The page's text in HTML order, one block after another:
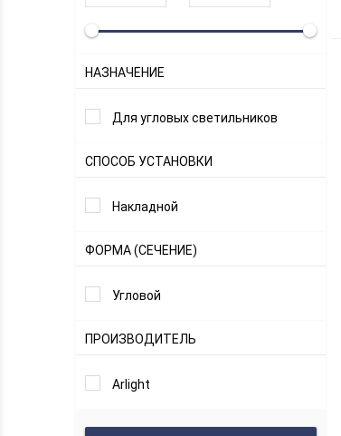
НАЗНАЧЕНИЕ
Для угловых светильников
СПОСОБ УСТАНОВКИ
Накладной
ФОРМА (СЕЧЕНИЕ)
Угловой
ПРОИЗВОДИТЕЛЬ
Arlight